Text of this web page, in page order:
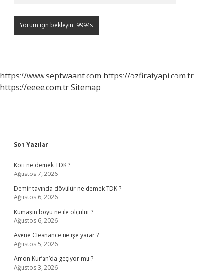
https://www.septwaant.com https://ozfiratyapi.com.tr
https://eeee.com.trSitemap
Sidebar
Son Yazılar
Köri ne demek TDK ?
Ağustos 7, 2026
Demir tavında dövülür ne demek TDK ?
Ağustos 6, 2026
Kumaşın boyu ne ile ölçülür ?
Ağustos 6, 2026
Avene Cleanance ne işe yarar ?
Ağustos 5, 2026
Amon Kur’an’da geçiyor mu ?
Ağustos 3, 2026